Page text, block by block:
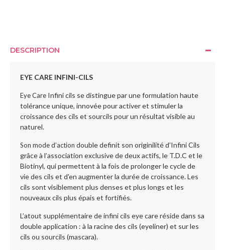
DESCRIPTION
EYE CARE INFINI-CILS
Eye Care Infini cils se distingue par une formulation haute
tolérance unique, innovée pour activer et stimuler la
croissance des cils et sourcils pour un résultat visible au
naturel.
Son mode d’action double definit son originilité d’Infini Cils
grâce à l’association exclusive de deux actifs, le T.D.C et le
Biotinyl, qui permettent à la fois de prolonger le cycle de
vie des cils et d'en augmenter la durée de croissance. Les
cils sont visiblement plus denses et plus longs et les
nouveaux cils plus épais et fortifiés.
L’atout supplémentaire de infini cils eye care réside dans sa
double application : à la racine des cils (eyeliner) et sur les
cils ou sourcils (mascara).